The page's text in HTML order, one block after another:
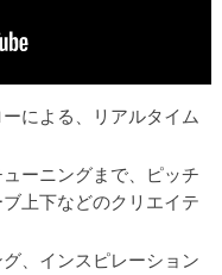
による、リアルタイム
ーニングまで、ピッチ
上下などのクリエイテ
、インスピレーション